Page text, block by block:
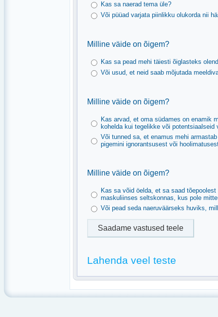
Kas sa naerad tema üle?
Või püüad varjata piinlikku olukorda nii
Milline väide on õigem?
Kas sa pead mehi täiesti õiglasteks
Või usud, et neid saab mõjutada
Milline väide on õigem?
Kas arvad, et oma südames on enamik
kohelda kui tegelikke või potentsiaalseid
Või tunned sa, et enamus mehi
pigemini ignorantsusest või
Milline väide on õigem?
Kas sa võid öelda, et sa saad
maskuliinses seltskonnas, kus pole
Või pead seda naeruväärseks huviks,
Lahenda veel teste